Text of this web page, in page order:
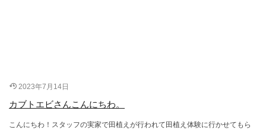
2023年7月14日
カブトエビさんこんにちわ。
こんにちわ！スタッフの実家で田植えが行われて田植え体験に行かせてもら